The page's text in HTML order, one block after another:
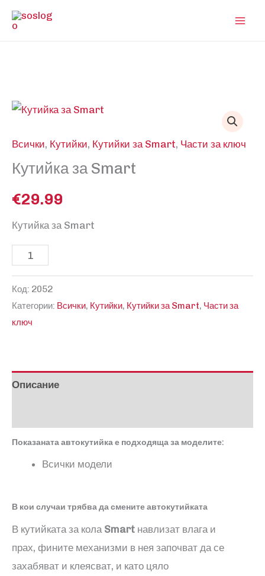
Skip
Всички, Кутийки, Кутийки за Smart, Части за ключ
Кутийка за Smart
€29.99
Кутийка за Smart
количество
Кутийка
за
Smart
Код: 2052
Категории: Всички, Кутийки, Кутийки за Smart, Части за
ключ
Описание
Показаната автокутийка е подходяща за моделите:
Всички модели
В кои случаи трябва да смените автокутийката
В кутийката за кола Smart навлизат влага и
прах, фините механизми в нея започват да се
захабяват и клеясват, и като цяло